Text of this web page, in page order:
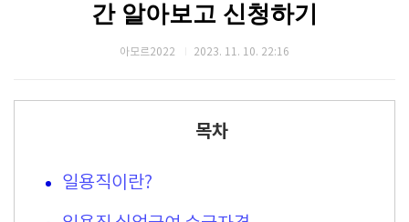
간 알아보고 신청하기
아모르2022 2023. 11. 10. 22:16
목차
일용직이란?